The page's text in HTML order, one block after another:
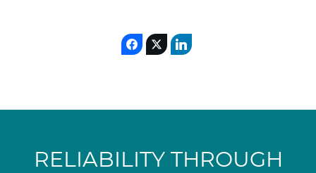
RELIABILITY THROUGH